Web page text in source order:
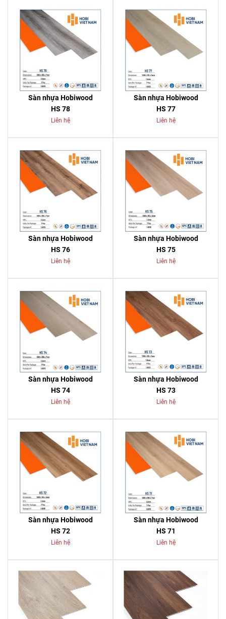
Sàn nhựa Hobiwood
HS 78
Liên hệ
Sàn nhựa Hobiwood
HS 77
Liên hệ
Sàn nhựa Hobiwood
HS 76
Liên hệ
Sàn nhựa Hobiwood
HS 75
Liên hệ
Sàn nhựa Hobiwood
HS 74
Liên hệ
Sàn nhựa Hobiwood
HS 73
Liên hệ
Sàn nhựa Hobiwood
HS 72
Liên hệ
Sàn nhựa Hobiwood
HS 71
Liên hệ